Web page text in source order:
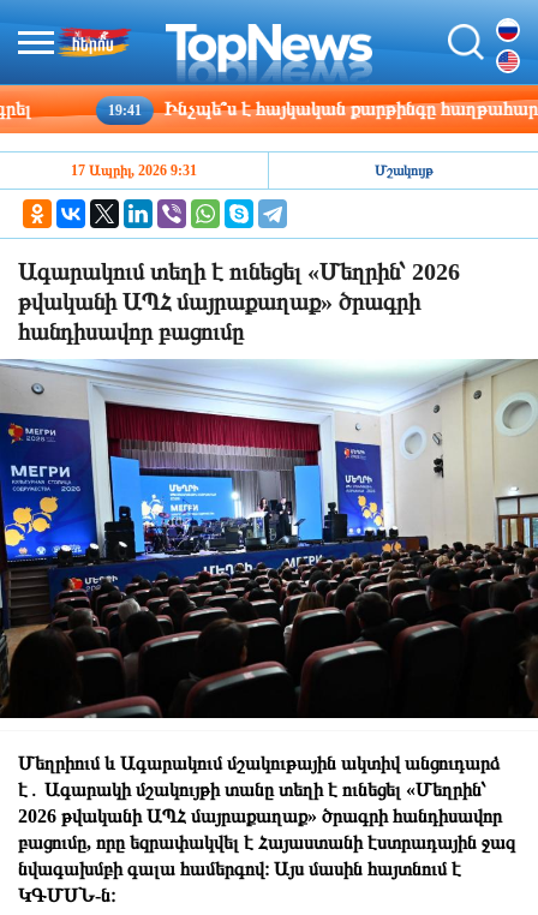
19:41 Ինչպե՞ս է հայկական քարթինգը հաղթահարում
17 Ապրիլ, 2026 9:31 Մշակույթ
Ագարակում տեղի է ունեցել «Մեղրին՝ 2026
թվականի ԱՊՀ մայրաքաղաք» ծրագրի
հանդիսավոր բացումը
Մեղրիում և Ագարակում մշակութային ակտիվ անցուդարձ
է․ Ագարակի մշակույթի տանը տեղի է ունեցել «Մեղրին՝
2026 թվականի ԱՊՀ մայրաքաղաք» ծրագրի հանդիսավոր
բացումը, որը եզրափակվել է Հայաստանի էստրադային ջազ
նվագախմբի գալա համերգով։ Այս մասին հայտնում է
ԿԳՄՍՆ-ն։